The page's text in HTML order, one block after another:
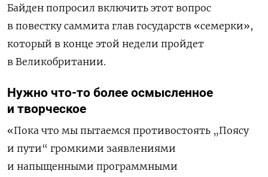
Байден попросил включить этот вопрос
в повестку саммита глав государств «семерки»,
который в конце этой недели пройдет
в Великобритании.
Нужно что-то более осмысленное
и творческое
«Пока что мы пытаемся противостоять „Поясу
и пути“ громкими заявлениями
и напыщенными программными